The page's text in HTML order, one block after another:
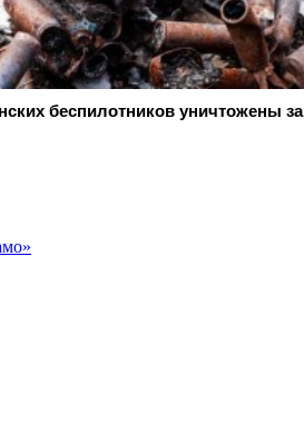
беспилотников уничтожены за